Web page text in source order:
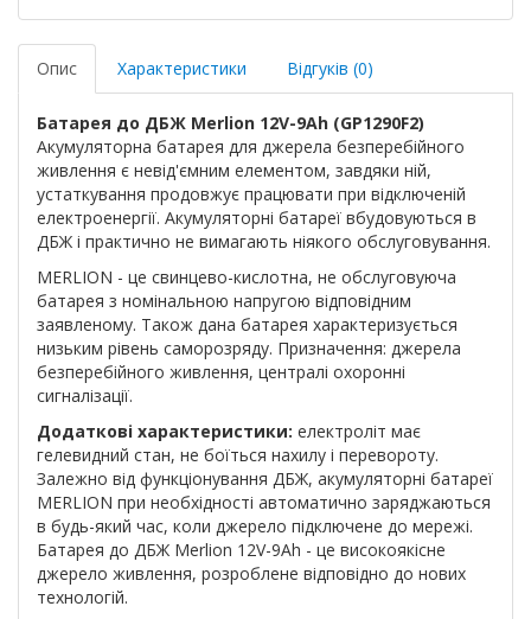
Опис Характеристики Відгуків (0)
Батарея до ДБЖ Merlion 12V-9Ah (GP1290F2)
Акумуляторна батарея для джерела безперебійного
живлення є невід'ємним елементом, завдяки ній,
устаткування продовжує працювати при відключеній
електроенергії. Акумуляторні батареї вбудовуються в
ДБЖ і практично не вимагають ніякого обслуговування.
MERLION - це свинцево-кислотна, не обслуговуюча
батарея з номінальною напругою відповідним
заявленому. Також дана батарея характеризується
низьким рівень саморозряду. Призначення: джерела
безперебійного живлення, централі охоронні
сигналізації.
Додаткові характеристики: електроліт має
гелевидний стан, не боїться нахилу і перевороту.
Залежно від функціонування ДБЖ, акумуляторні батареї
MERLION при необхідності автоматично заряджаються
в будь-який час, коли джерело підключене до мережі.
Батарея до ДБЖ Merlion 12V-9Ah - це високоякісне
джерело живлення, розроблене відповідно до нових
технологій.